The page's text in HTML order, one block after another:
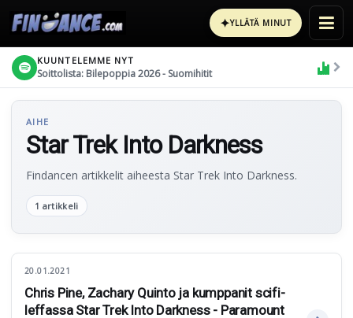
✦YLLÄTÄ MINUT
KUUNTELEMME NYT
Soittolista: Bilepoppia 2026 - Suomihitit
AIHE
Star Trek Into Darkness
Findancen artikkelit aiheesta Star Trek Into Darkness.
1 artikkeli
20.01.2021
Chris Pine, Zachary Quinto ja kumppanit scifi-
leffassa Star Trek Into Darkness - Paramount